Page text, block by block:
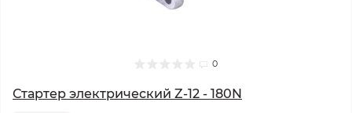
0
Стартер электрический Z-12 - 180N